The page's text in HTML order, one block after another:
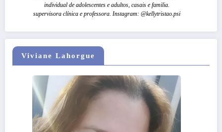
individual de adolescentes e adultos, casais e familia.
supervisora clínica e professora. Instagram: @kellytristao.psi
Viviane Lahorgue